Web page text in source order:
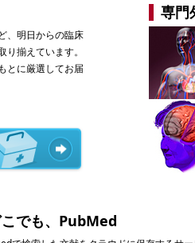
、明日からの臨床
揃えています。
とに厳選してお届
専門
こでも、PubMed